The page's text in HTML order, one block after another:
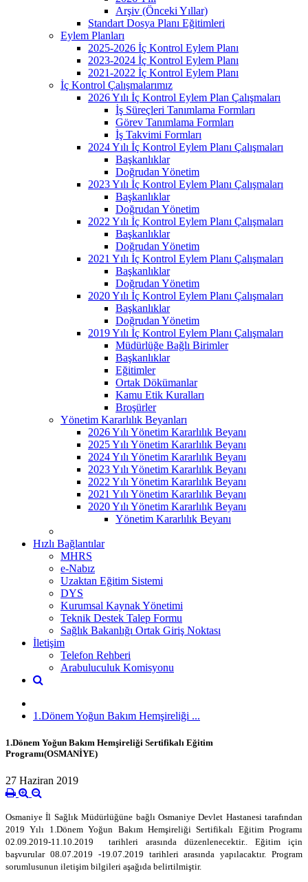
Arşiv (Önceki Yıllar)
Standart Dosya Planı Eğitimleri
Eylem Planları
2025-2026 İç Kontrol Eylem Planı
2023-2024 İç Kontrol Eylem Planı
2021-2022 İç Kontrol Eylem Planı
İç Kontrol Çalışmalarımız
2026 Yılı İç Kontrol Eylem Plan Çalışmaları
İş Süreçleri Tanımlama Formları
Görev Tanımlama Formları
İş Takvimi Formları
2024 Yılı İç Kontrol Eylem Planı Çalışmaları
Başkanlıklar
Doğrudan Yönetim
2023 Yılı İç Kontrol Eylem Planı Çalışmaları
Başkanlıklar
Doğrudan Yönetim
2022 Yılı İç Kontrol Eylem Planı Çalışmaları
Başkanlıklar
Doğrudan Yönetim
2021 Yılı İç Kontrol Eylem Planı Çalışmaları
Başkanlıklar
Doğrudan Yönetim
2020 Yılı İç Kontrol Eylem Planı Çalışmaları
Başkanlıklar
Doğrudan Yönetim
2019 Yılı İç Kontrol Eylem Planı Çalışmaları
Müdürlüğe Bağlı Birimler
Başkanlıklar
Eğitimler
Ortak Dökümanlar
Kamu Etik Kuralları
Broşürler
Yönetim Kararlılık Beyanları
2026 Yılı Yönetim Kararlılık Beyanı
2025 Yılı Yönetim Kararlılık Beyanı
2024 Yılı Yönetim Kararlılık Beyanı
2023 Yılı Yönetim Kararlılık Beyanı
2022 Yılı Yönetim Kararlılık Beyanı
2021 Yılı Yönetim Kararlılık Beyanı
2020 Yılı Yönetim Kararlılık Beyanı
Yönetim Kararlılık Beyanı
Hızlı Bağlantılar
MHRS
e-Nabız
Uzaktan Eğitim Sistemi
DYS
Kurumsal Kaynak Yönetimi
Teknik Destek Talep Formu
Sağlık Bakanlığı Ortak Giriş Noktası
İletişim
Telefon Rehberi
Arabuluculuk Komisyonu
1.Dönem Yoğun Bakım Hemşireliği ...
1.Dönem Yoğun Bakım Hemşireliği Sertifikalı Eğitim
Programı(OSMANİYE)
27 Haziran 2019
Osmaniye İl Sağlık Müdürlüğüne bağlı Osmaniye Devlet Hastanesi tarafından
2019 Yılı 1.Dönem Yoğun Bakım Hemşireliği Sertifikalı Eğitim Programı
02.09.2019-11.10.2019 tarihleri arasında düzenlenecektir.. Eğitim için
başvurular 08.07.2019 -19.07.2019 tarihleri arasında yapılacaktır. Program
sorumlusunun iletişim bilgileri aşağıda belirtilmiştir.